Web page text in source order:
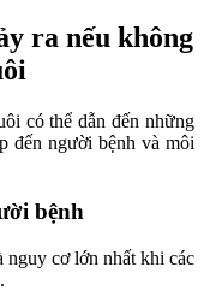
ra nếu không
có thể dẫn đến những
đến người bệnh và môi
bệnh
nguy cơ lớn nhất khi các